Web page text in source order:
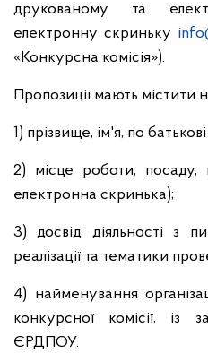
друкованому та
електронну скриньку
«Конкурсна комісія»).
Пропозиції мають містити
1) прізвище, ім'я, по
2) місце роботи, посаду,
електронна скринька);
3) досвід діяльності з
реалізації та тематики
4) найменування
конкурсної комісії, із
ЄРДПОУ.